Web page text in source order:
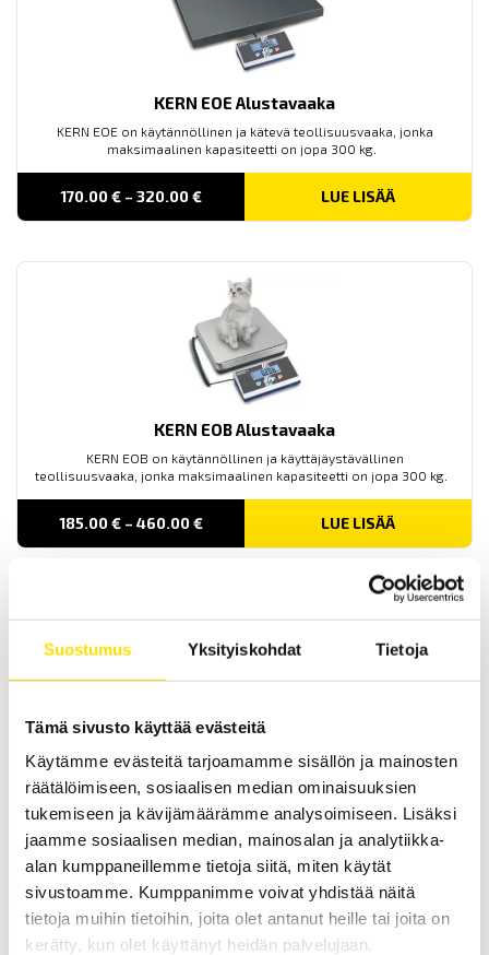
Suostumus Yksityiskohdat Tietoja
Tämä sivusto käyttää evästeitä
Käytämme evästeitä tarjoamamme sisällön ja mainosten
räätälöimiseen, sosiaalisen median ominaisuuksien
tukemiseen ja kävijämäärämme analysoimiseen. Lisäksi
jaamme sosiaalisen median, mainosalan ja analytiikka-
alan kumppaneillemme tietoja siitä, miten käytät
sivustoamme. Kumppanimme voivat yhdistää näitä
tietoja muihin tietoihin, joita olet antanut heille tai joita on
kerätty, kun olet käyttänyt heidän palvelujaan.
KERN EOE Alustavaaka
KERN EOE on käytännöllinen ja kätevä teollisuusvaaka, jonka
maksimaalinen kapasiteetti on jopa 300 kg.
170.00€ – 320.00€Price
170.00 €
LUE LISÄÄ
KERN EOB Alustavaaka
KERN EOB on käytännöllinen ja käyttäjäystävällinen
teollisuusvaaka, jonka maksimaalinen kapasiteetti on jopa 300 kg.
185.00€ – 460.00€Price
185.00 €
LUE LISÄÄ
KERN SXS Alustavaaka
KERN SXS teollisuusvaaka soveltuu vaativiin
kg.
960.00€–2 070.00 €Price
range:
960.00 €
through
2 070.00 €
LUE LISÄÄ